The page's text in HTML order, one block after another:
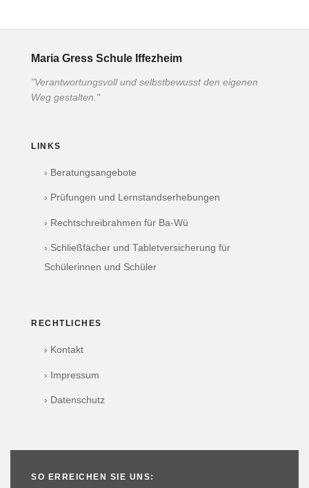
Maria Gress Schule Iffezheim
"Verantwortungsvoll und selbstbewusst den eigenen
Weg gestalten."
LINKS
› Beratungsangebote
› Prüfungen und Lernstandserhebungen
› Rechtschreibrahmen für Ba-Wü
› Schließfächer und Tabletversicherung für
Schülerinnen und Schüler
RECHTLICHES
› Kontakt
› Impressum
› Datenschutz
SO ERREICHEN SIE UNS: